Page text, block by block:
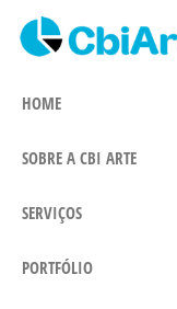
Pular
para
HOME
SOBRE A CBI ARTE
SERVIÇOS
PORTFÓLIO